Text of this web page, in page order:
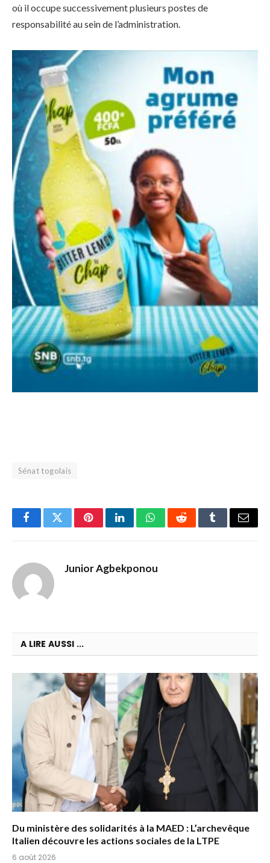
où il occupe successivement plusieurs postes de
responsabilité au sein de l’administration.
Sénat togolais
FacebookTwitterPinterestLinkedInWhatsAppRedditTumblrEmail
Junior Agbekponou
A LIRE AUSSI ...
Du ministère des solidarités à la MAED : L’archevêque
Italien découvre les actions sociales de la LTPE
6 août 2026